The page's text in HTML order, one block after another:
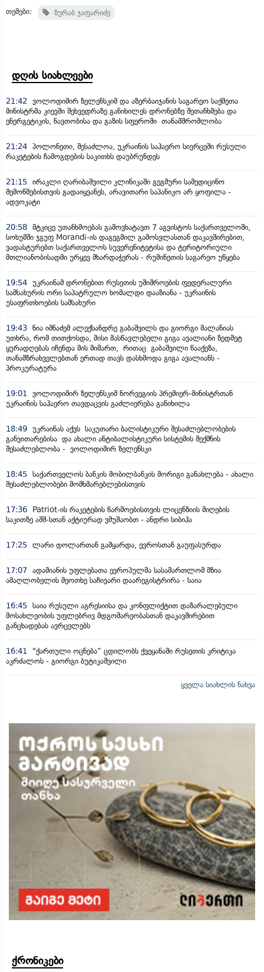
თემები: ზურაბ ჯაფარიძე
დღის სიახლეები
21:42
ვოლოდიმირ ზელენსკიმ და აზერბაიჯანის საგარეო საქმეთა
მინისტრმა კიევში შეხვედრაზე განიხილეს დრონებზე შეთანხმება და
ენერგეტიკის, ნავთობისა და გაზის სფეროში თანამშრომლობა
21:24 პოლონეთი, შესაძლოა, უკრაინის საჰაერო სივრცეში რუსული
რაკეტების ჩამოგდების საკითხს დაუბრუნდეს
21:15 ირაკლი ღარიბაშვილი კლინიკაში გეგმური სამედიცინო
შემოწმებისთვის გადაიყვანეს, არავითარი საპანიკო არ ყოფილა -
ადვოკატი
20:58 მტკიცე უთანხმოებას გამოვხატავთ 7 აგვისტოს საქართველოში,
სოხუმში ჯგუფ Morandi-ის დაგეგმილ გამოსვლასთან დაკავშირებით,
ვადასტურებთ საქართველოს სუვერენიტეტისა და ტერიტორიული
მთლიანობისადმი ურყევ მხარდაჭერას - რუმინეთის საგარეო უწყება
19:54 უკრაინამ დრონებით რუსეთის უშიშროების ფედერალური
სამსახურის ორი საპატრულო ხომალდი დააზიანა - უკრაინის
უსაფრთხოების სამსახური
19:43 ნია იმნაძემ ალექსანდრე გაბაშვილს და გიორგი მალანიას
უთხრა, რომ თითქოსდა, მისი მასწავლებელი გიგა ავალიანი ზედმეტ
ყურადღებას იჩენდა მის მიმართ, რითაც გაბაშვილი წააქეზა,
თანამზრახველებთან ერთად თავს დასხმოდა გიგა ავალიანს -
პროკურატურა
19:01
ვოლოდიმირ ზელენსკიმ ნორვეგიის პრემიერ-მინისტრთან
უკრაინის საჰაერო თავდაცვის გაძლიერება განიხილა
18:49 უკრაინას აქვს საკუთარი ბალისტიკური შესაძლებლობების
განვითარებისა და ახალი ანტიბალისტიკური სისტემის შექმნის
შესაძლებლობა - ვოლოდიმირ ზელენსკი
18:45 საქართველოს ბანკის მობილბანკის მორიგი განახლება - ახალი
შესაძლებლობები მომხმარებლებისთვის
17:36
Patriot-ის რაკეტების წარმოებისთვის ლიცენზიის მიღების
საკითზე აშშ-სთან აქტიურად ვმუშაობთ - ანდრი სიბიჰა
17:25 ლარი დოლართან გამყარდა, ევროსთან გაუფასურდა
17:07 ადამიანის უფლებათა ევროპულმა სასამართლომ მზია
ამაღლობელის მეოთხე საჩივარი დაარეგისტრირა - საია
16:45 საია რუსული აგრესიისა და კონფლიქტით დაზარალებული
მოსახლეობის უფლებრივ მდგომარეობასთან დაკავშირებით
განცხადებას ავრცელებს
16:41
"ქართული ოცნება“ ცდილობს ქვეყანაში რუსეთის კრიტიკა
აკრძალოს - გიორგი ბუტიკაშვილი
ყველა სიახლის ნახვა
ქრონიკები